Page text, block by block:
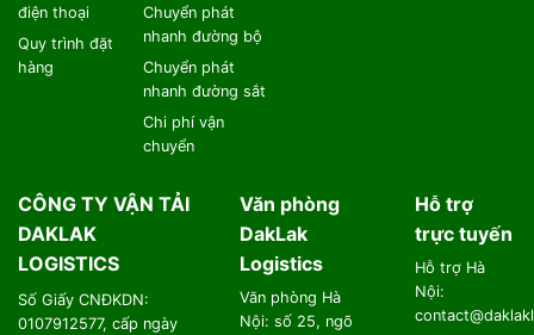
điện thoại
Quy trình đặt
hàng
Chuyển phát
nhanh đường bộ
Chuyển phát
nhanh đường sắt
Chi phí vận
chuyển
CÔNG TY VẬN TẢI
DAKLAK
LOGISTICS
Số Giấy CNĐKDN:
0107912577, cấp ngày
Văn phòng
DakLak
Logistics
Văn phòng Hà
Nội: số 25, ngõ
Hỗ trợ
trực tuyến
Hỗ trợ Hà
Nội: